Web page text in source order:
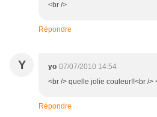
<br />
Répondre
Y yo 07/07/2010 14:54
<br /> quelle jolie couleur!!<br />
Répondre